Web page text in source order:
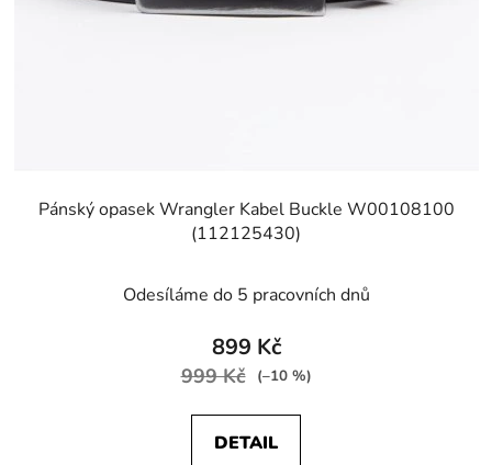
Pánský opasek Wrangler Kabel Buckle W00108100
(112125430)
Odesíláme do 5 pracovních dnů
899 Kč
999 Kč (–10 %)
DETAIL